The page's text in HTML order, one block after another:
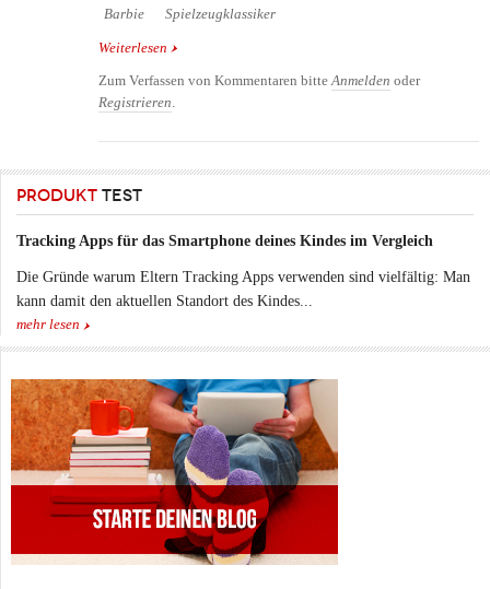
Barbie
Spielzeugklassiker
Weiterlesen über 1959 Die erste Barbie Werbung - Eine Puppe
Zum Verfassen von Kommentaren bitteAnmelden oder
Registrieren.
PRODUKT TEST
Tracking Apps für das Smartphone deines Kindes im Vergleich
Die Gründe warum Eltern Tracking Apps verwenden sind vielfältig: Man
kann damit den aktuellen Standort des Kindes...
mehr lesen